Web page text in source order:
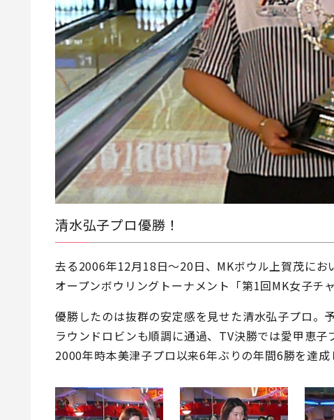
清水弘子プロ優勝！
去る2006年12月18日～20日、MKボウル上賀茂に
オープンボウリングトーナメント「第1回MK女子チ
優勝したのは抜群の安定感を見せた清水弘子プロ。
ラウンドロビンも順調に通過、TV決勝では愛甲恵
2000年時本美津子プロ以来6年ぶりの年間6勝を達